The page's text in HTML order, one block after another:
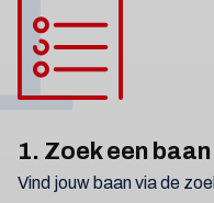
1. Zoek een baan
Vind jouw baan via de